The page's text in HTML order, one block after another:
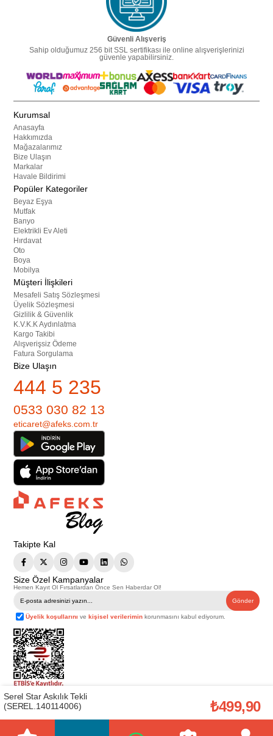
Güvenli Alışveriş
Sahip olduğumuz 256 bit SSL sertifikası ile online alışverişlerinizi
güvenle yapabilirsiniz.
Kurumsal
Anasayfa
Hakkımızda
Mağazalarımız
Bize Ulaşın
Markalar
Havale Bildirimi
Popüler Kategoriler
Beyaz Eşya
Mutfak
Banyo
Elektrikli Ev Aleti
Hırdavat
Oto
Boya
Mobilya
Müşteri İlişkileri
Mesafeli Satış Sözleşmesi
Üyelik Sözleşmesi
Gizlilik & Güvenlik
K.V.K.K Aydınlatma
Kargo Takibi
Alışverişsiz Ödeme
Fatura Sorgulama
Bize Ulaşın
444 5 235
0533 030 82 13
eticaret@afeks.com.tr
Takipte Kal
Size Özel Kampanyalar
Hemen Kayıt Ol Fırsatlardan Önce Sen Haberdar Ol!
Gönder
Üyelik koşullarını vekişisel verilerimin korunmasını kabul ediyorum.
Telif Hakkı © 2026
. Tüm hakları saklıdır.
Bu web sitesindeki tüm ürünler ticari amaçlıdır. Web sitemizde yer alan
görsel ve yazılı içerikler firmamıza ait olup, firmamızın yazılı izni alınmadan
başka yerlerde kullanılamaz. İçeriklerin izin alınmadan kopyalanması ve
Serel Star Askılık Tekli
(SEREL.140114006)
₺499,90